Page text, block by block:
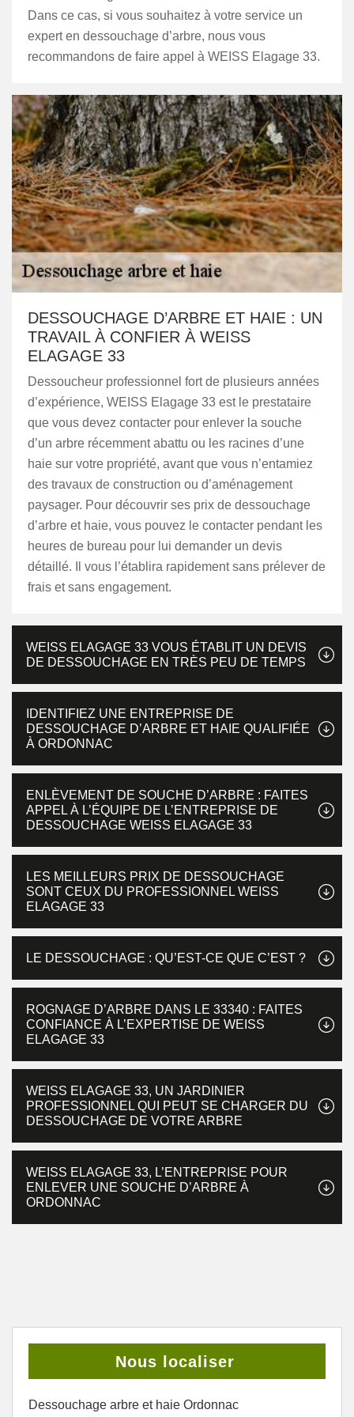
Dans ce cas, si vous souhaitez à votre service un
expert en dessouchage d’arbre, nous vous
recommandons de faire appel à WEISS Elagage 33.
DESSOUCHAGE D’ARBRE ET HAIE : UN
TRAVAIL À CONFIER À WEISS
ELAGAGE 33
Dessoucheur professionnel fort de plusieurs années
d’expérience, WEISS Elagage 33 est le prestataire
que vous devez contacter pour enlever la souche
d’un arbre récemment abattu ou les racines d’une
haie sur votre propriété, avant que vous n’entamiez
des travaux de construction ou d’aménagement
paysager. Pour découvrir ses prix de dessouchage
d’arbre et haie, vous pouvez le contacter pendant les
heures de bureau pour lui demander un devis
détaillé. Il vous l’établira rapidement sans prélever de
frais et sans engagement.
WEISS ELAGAGE 33 VOUS ÉTABLIT UN DEVIS
DE DESSOUCHAGE EN TRÈS PEU DE TEMPS
IDENTIFIEZ UNE ENTREPRISE DE
DESSOUCHAGE D’ARBRE ET HAIE QUALIFIÉE
À ORDONNAC
ENLÈVEMENT DE SOUCHE D’ARBRE : FAITES
APPEL À L’ÉQUIPE DE L’ENTREPRISE DE
DESSOUCHAGE WEISS ELAGAGE 33
LES MEILLEURS PRIX DE DESSOUCHAGE
SONT CEUX DU PROFESSIONNEL WEISS
ELAGAGE 33
LE DESSOUCHAGE : QU’EST-CE QUE C’EST ?
ROGNAGE D’ARBRE DANS LE 33340 : FAITES
CONFIANCE À L’EXPERTISE DE WEISS
ELAGAGE 33
WEISS ELAGAGE 33, UN JARDINIER
PROFESSIONNEL QUI PEUT SE CHARGER DU
DESSOUCHAGE DE VOTRE ARBRE
WEISS ELAGAGE 33, L’ENTREPRISE POUR
ENLEVER UNE SOUCHE D’ARBRE À
ORDONNAC
Nous localiser
Dessouchage arbre et haie Ordonnac